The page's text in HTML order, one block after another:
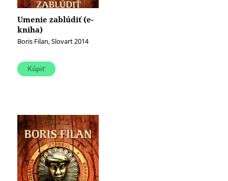
Umenie zablúdiť (e-
kniha)
Boris Filan, Slovart 2014